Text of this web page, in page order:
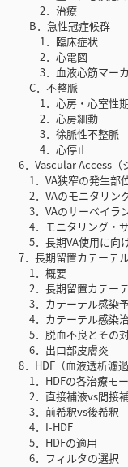
2．治療
B．急性冠症候群
1．臨床症状
2．心電図
3．血液心筋マー
C．不整脈
1．心房・心室性期
2．心房細動
3．徐脈性不整脈
4．心停止
6．Vascular Access（
1．VA狭窄の発生部
2．VAのモニタリン
3．VAのサーベイラ
4．モニタリング・サ
5．長期VA使用に向
7．長期留置カテーテ
1．概要
2．長期留置カテーテ
3．カテーテル感染
4．カテーテル感染
5．脱血不良とその
6．出口部皮膚炎
8．HDF（血液透析濾
1．HDFの各治療モ
2．直接補液vs間接
3．前希釈vs後希釈
4．I-HDF
5．HDFの適用
6．フィルタの選択